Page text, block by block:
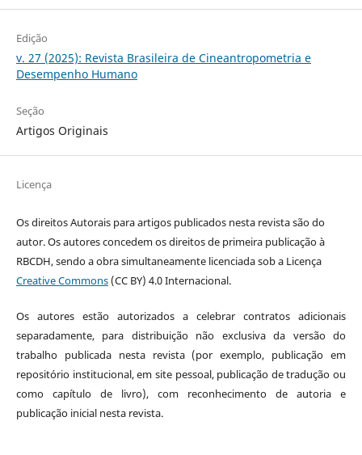
Edição
v. 27 (2025): Revista Brasileira de Cineantropometria e
Desempenho Humano
Seção
Artigos Originais
Licença
Os direitos Autorais para artigos publicados nesta revista são do
autor. Os autores concedem os direitos de primeira publicação à
RBCDH, sendo a obra simultaneamente licenciada sob a Licença
Creative Commons(CC BY) 4.0 Internacional.
Os autores estão autorizados a celebrar contratos adicionais
separadamente, para distribuição não exclusiva da versão do
trabalho publicada nesta revista (por exemplo, publicação em
repositório institucional, em site pessoal, publicação de tradução ou
como capítulo de livro), com reconhecimento de autoria e
publicação inicial nesta revista.